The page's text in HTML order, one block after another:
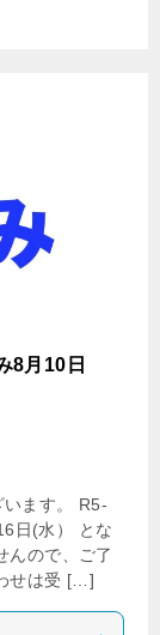
8月10日
います。 R5-
日(水） とな
んので、ご了
せは受 […]